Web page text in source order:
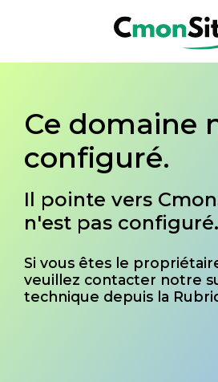
Ce domaine
configuré.
Il pointe vers
n'est pas configuré.
Si vous êtes le
veuillez contacter notre
technique depuis la